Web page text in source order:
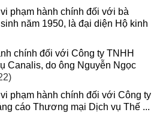
phạm hành chính đối với bà
năm 1950, là đại diện Hộ kinh
chính đối với Công ty TNHH
Canalis, do ông Nguyễn Ngọc
phạm hành chính đối với Công ty
cáo Thương mại Dịch vụ Thế ...